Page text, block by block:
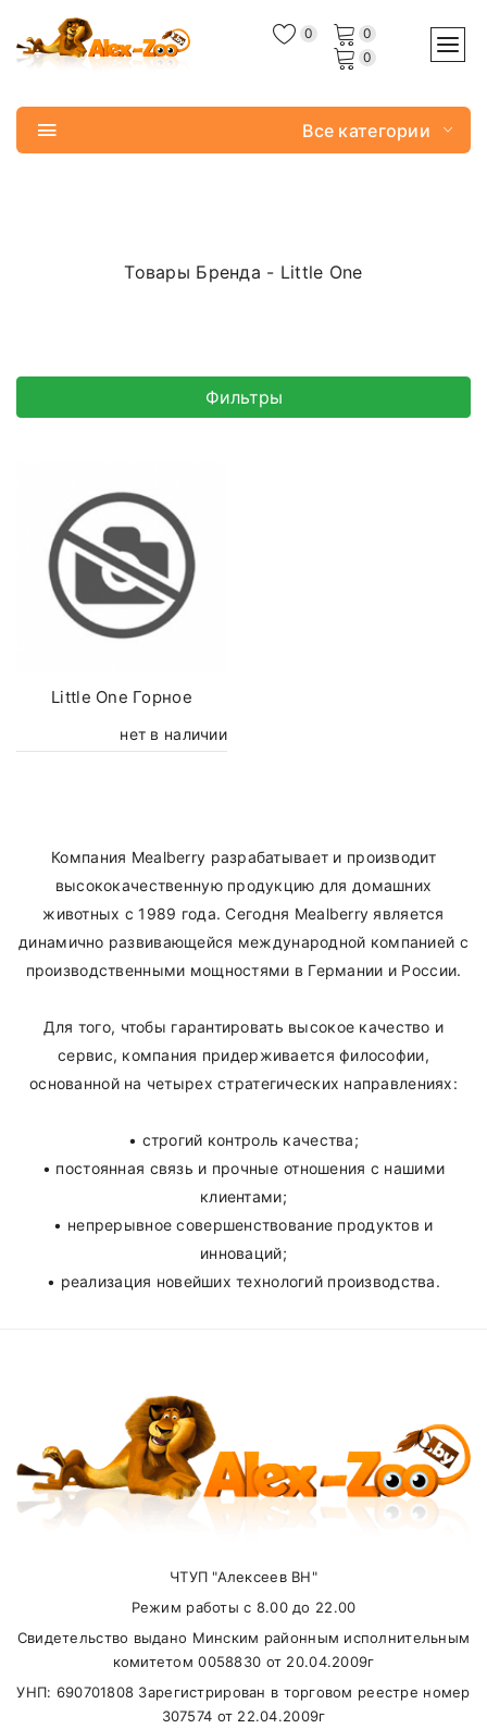
0
0
0
Все категории
Товары Бренда - Little One
Фильтры
Little One Горное
нет в наличии
Компания Mealberry разрабатывает и производит
высококачественную продукцию для домашних
животных с 1989 года. Сегодня Mealberry является
динамично развивающейся международной компанией с
производственными мощностями в Германии и России.
Для того, чтобы гарантировать высокое качество и
сервис, компания придерживается философии,
основанной на четырех стратегических направлениях:
• строгий контроль качества;
• постоянная связь и прочные отношения с нашими
клиентами;
• непрерывное совершенствование продуктов и
инноваций;
• реализация новейших технологий производства.
ЧТУП "Алексеев ВН"
Режим работы с 8.00 до 22.00
Свидетельство выдано Минским районным исполнительным
комитетом 0058830 от 20.04.2009г
УНП: 690701808 Зарегистрирован в торговом реестре номер
307574 от 22.04.2009г